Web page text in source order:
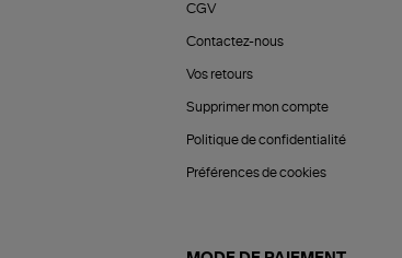
CGV
Contactez-nous
Vos retours
Supprimer mon compte
Politique de confidentialité
Préférences de cookies